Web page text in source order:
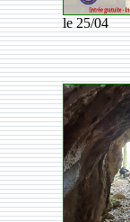
le 25/04